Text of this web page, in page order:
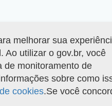
melhorar sua
Ao utilizar o gov.br, você
de monitoramento de
sobre como
cookies.Se você